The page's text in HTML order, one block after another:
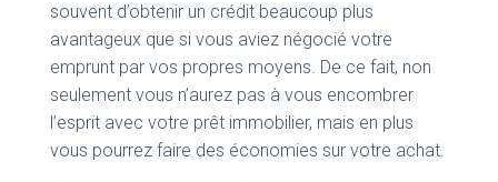
souvent d’obtenir un crédit beaucoup plus
avantageux que si vous aviez négocié votre
emprunt par vos propres moyens. De ce fait, non
seulement vous n’aurez pas à vous encombrer
l’esprit avec votre prêt immobilier, mais en plus
vous pourrez faire des économies sur votre achat.